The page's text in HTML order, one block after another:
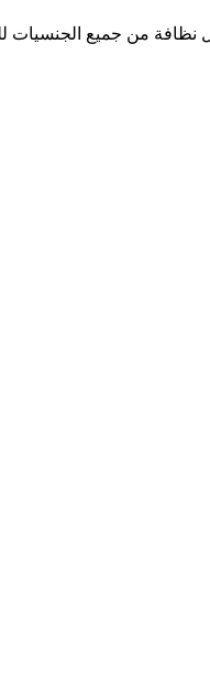
في شركة بناء في دبي براتب 1600 درهم